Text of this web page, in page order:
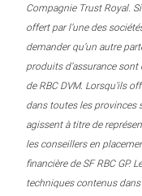
Compagnie Trust Royal.
offert par l’une des
demander qu’un autre
produits d’assurance sont
de RBC DVM. Lorsqu’ils
dans toutes les provinces
agissent à titre de
les conseillers en
financière de SF RBC GP.
techniques contenus